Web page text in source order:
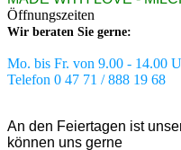
Öffnungszeiten
Wir beraten Sie gerne:
Mo. bis Fr. von 9.00 - 14.00
Telefon 0 47 71 / 888 19 68
An den Feiertagen ist
können uns gerne